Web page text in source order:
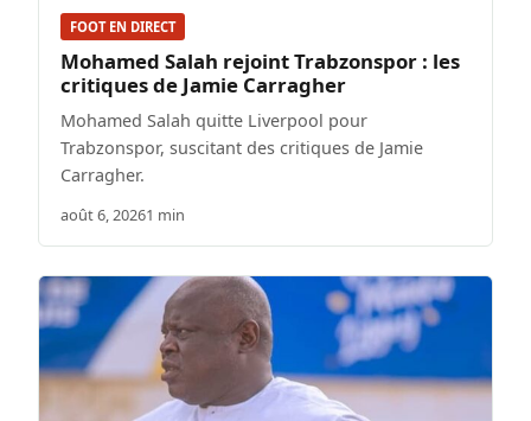
FOOT EN DIRECT
Mohamed Salah rejoint Trabzonspor : les
critiques de Jamie Carragher
Mohamed Salah quitte Liverpool pour
Trabzonspor, suscitant des critiques de Jamie
Carragher.
août 6, 20261 min